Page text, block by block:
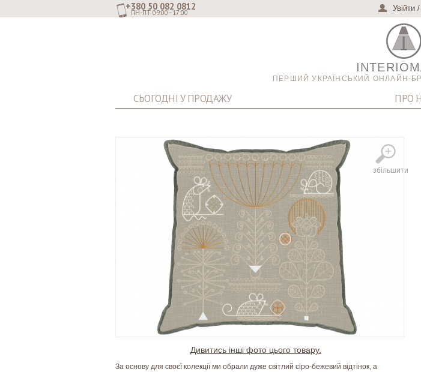
+380 50 082 0812
ПН-ПТ 09:00–17:00 Увійти /
ПЕРШИЙ УКРАЇНСЬКИЙ ОНЛАЙН-
СЬОГОДНІ У ПРОДАЖУ ПРО
збільшити
Дивитись інші фото цього товару.
За основу для своєї колекції ми обрали дуже світлий сіро-бежевий відтінок, а